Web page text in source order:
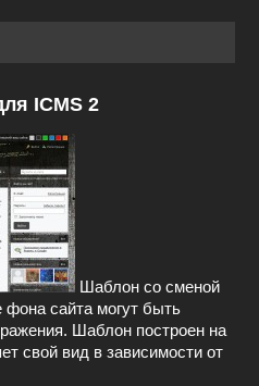
ICMS 2
Шаблон со сменой
сайта могут быть
Шаблон построен на
свой вид в зависимости от